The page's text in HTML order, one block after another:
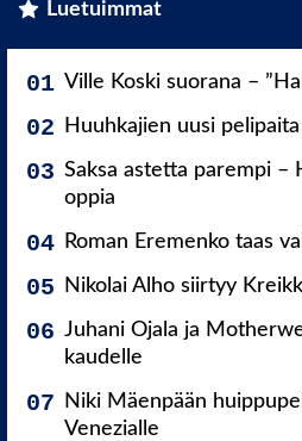
Luetuimmat
Ville Koski suorana –
Huuhkajien uusi
Saksa astetta parempi –
oppia
Roman Eremenko taas
Nikolai Alho siirtyy
Juhani Ojala ja
kaudelle
Niki Mäenpään
Venezialle